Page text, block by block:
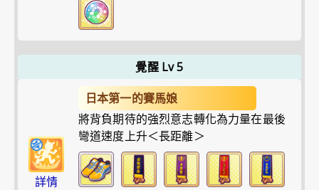
覺醒 Lv 5
詳情
日本第一的賽馬娘
將背負期待的強烈意志轉化為力量在最後
彎道速度上升＜長距離＞